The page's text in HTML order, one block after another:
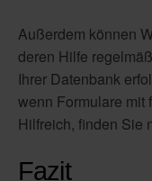
Außerdem können
deren Hilfe
Ihrer Datenbank
wenn Formulare mit
Hilfreich, finden Sie
Fazit